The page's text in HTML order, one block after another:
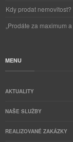
Kdy prodat nemovitost?
„Prodáte za maximum
MENU
AKTUALITY
NAŠE SLUŽBY
REALIZOVANÉ ZAKÁZKY